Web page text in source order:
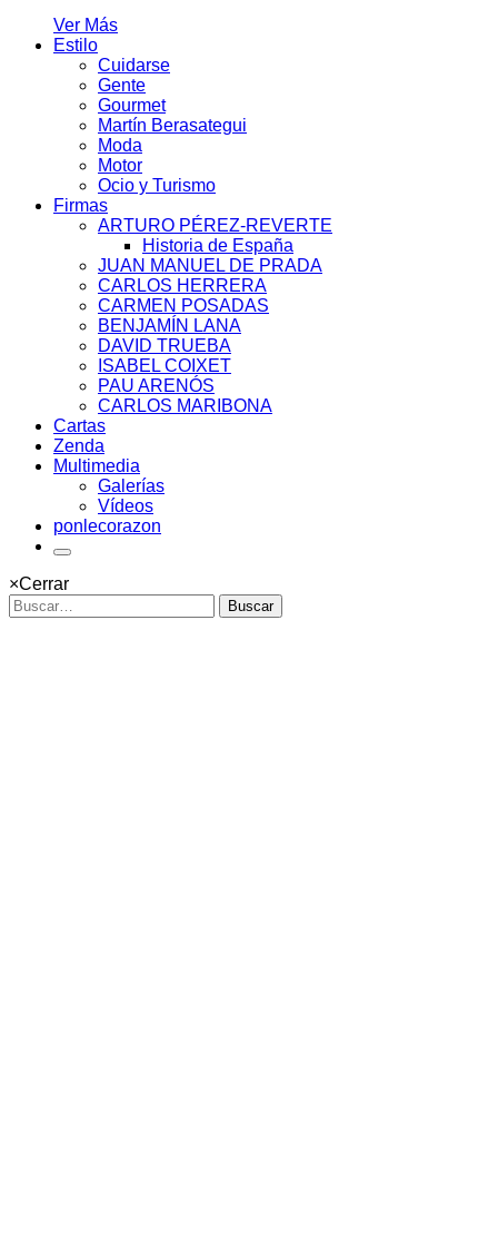
Ver Más
Estilo
Cuidarse
Gente
Gourmet
Martín Berasategui
Moda
Motor
Ocio y Turismo
Firmas
ARTURO PÉREZ-REVERTE
Historia de España
JUAN MANUEL DE PRADA
CARLOS HERRERA
CARMEN POSADAS
BENJAMÍN LANA
DAVID TRUEBA
ISABEL COIXET
PAU ARENÓS
CARLOS MARIBONA
Cartas
Zenda
Multimedia
Galerías
Vídeos
ponlecorazon
×Cerrar
Buscar